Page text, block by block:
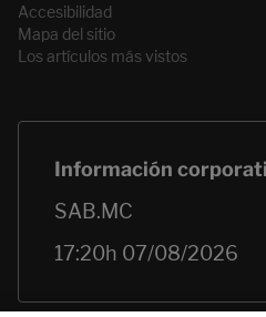
Accesibilidad
Mapa del sitio
Los artículos más vistos